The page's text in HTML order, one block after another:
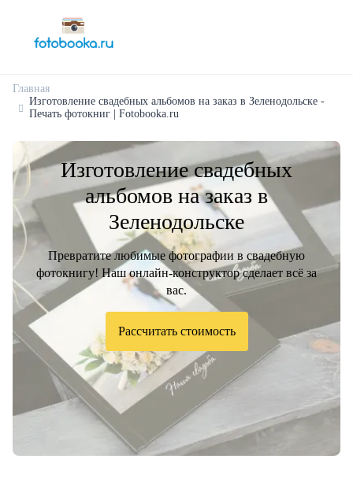
Главная
Изготовление свадебных альбомов на заказ в Зеленодольске -
Печать фотокниг | Fotobooka.ru
Изготовление свадебных
альбомов на заказ в
Зеленодольске
Превратите любимые фотографии в свадебную
фотокнигу! Наш онлайн-конструктор сделает всё за
вас.
Рассчитать стоимость